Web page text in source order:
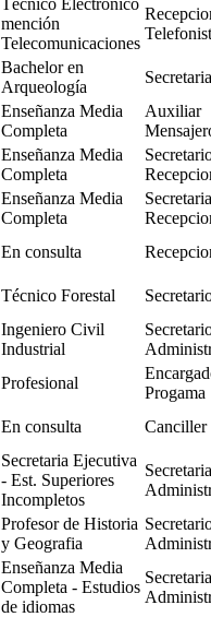
mención
Telecomunicaciones
Bachelor en
Arqueología
Secretaria
Enseñanza Media
Completa
Auxiliar
Enseñanza Media
Completa
Enseñanza Media
Completa
Secretaria
En consulta
Técnico Forestal
Ingeniero Civil
Industrial
Profesional
Progama
En consulta Canciller
Secretaria Ejecutiva
- Est. Superiores
Incompletos
Secretaria
Profesor de Historia
y Geografia
Enseñanza Media
Completa - Estudios
de idiomas
Secretaria